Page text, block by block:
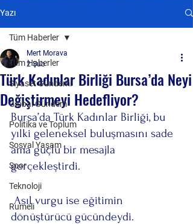
Yazı
Tüm Haberler
Siyaset Gündemi
Global Gündem
Politika ve Toplum
Sosyal Yaşam
Spor
Teknoloji
Rumeli
Tüm Haberler
Türk Kadınlar Birliği Bursa’da Neyi
Değiştirmeyi Hedefliyor?
Mert Morava
2 Şub
Bursa’da Türk Kadınlar Birliği, bu
yılki geleneksel buluşmasını sade
ama güçlü bir mesajla
gerçekleştirdi.
Asıl vurgu ise eğitimin
dönüştürücü gücündeydi.